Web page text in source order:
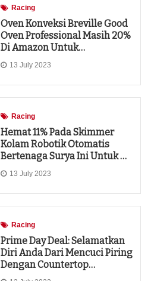
Racing
Oven Konveksi Breville Good
Oven Professional Masih 20%
Di Amazon Untuk…
13 July 2023
Racing
Hemat 11% Pada Skimmer
Kolam Robotik Otomatis
Bertenaga Surya Ini Untuk …
13 July 2023
Racing
Prime Day Deal: Selamatkan
Diri Anda Dari Mencuci Piring
Dengan Countertop…